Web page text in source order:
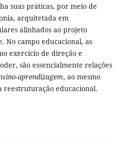
suas práticas, por meio de
arquitetada em
alinhados ao projeto
No campo educacional, as
exercício de direção e
são essencialmente relações
aprendizagem, ao mesmo
reestruturação educacional.